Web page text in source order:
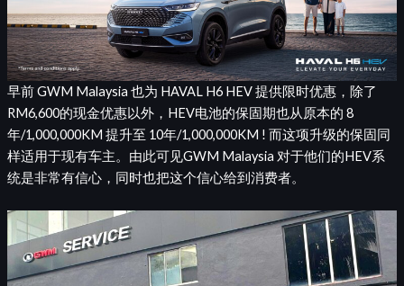
早前 GWM Malaysia 也为 HAVAL H6 HEV 提供限时优惠，除了
RM6,600的现金优惠以外，HEV电池的保固期也从原本的 8
年/1,000,000KM 提升至 10年/1,000,000KM ! 而这项升级的保固同
样适用于现有车主。由此可见GWM Malaysia 对于他们的HEV系
统是非常有信心，同时也把这个信心给到消费者。